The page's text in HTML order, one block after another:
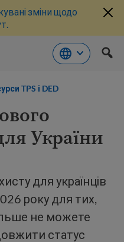
зміни щодо
TPS і DED
України
для українців
року для тих,
не можете
статус